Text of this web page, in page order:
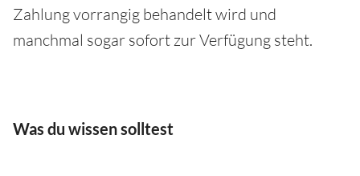
Zahlung vorrangig behandelt wird und
manchmal sogar sofort zur Verfügung steht.
Was du wissen solltest